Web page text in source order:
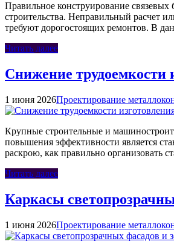
Правильное конструирование
строительства. Неправильный расчет
требуют дорогостоящих ремонтов. В
Читать далее
Снижение трудоемкости
1 июня 2026Проектирование
Крупные строительные и
повышения эффективности является
раскрою, как правильно организовать
Читать далее
Каркасы
1 июня 2026Проектирование